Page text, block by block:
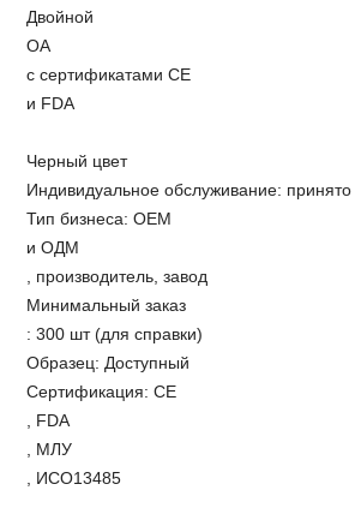
Двойной
ОА
с сертификатами CE
и FDA
Черный цвет
Индивидуальное обслуживание: принято
Тип бизнеса: ОЕМ
и ОДМ
, производитель, завод
Минимальный заказ
: 300 шт (для справки)
Образец: Доступный
Сертификация: СЕ
, FDA
, МЛУ
, ИСО13485